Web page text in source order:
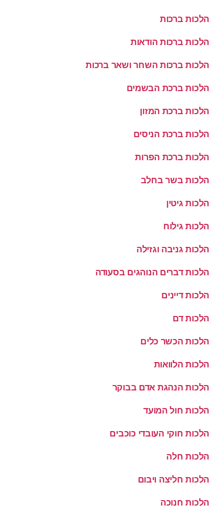
הלכות ברכות
הלכות ברכות הודאות
הלכות ברכות השחר ושאר ברכות
הלכות ברכת הבשמים
הלכות ברכת המזון
הלכות ברכת הניסים
הלכות ברכת הפרות
הלכות בשר בחלב
הלכות גיטין
הלכות גילוח
הלכות גניבה וגזילה
הלכות דברים הנוהגים בסעודה
הלכות דיינים
הלכות דם
הלכות הכשר כלים
הלכות הלוואות
הלכות הנהגת אדם בבוקר
הלכות חול המועד
הלכות חוקי העובדי כוכבים
הלכות חלה
הלכות חליצה ויבום
הלכות חנוכה